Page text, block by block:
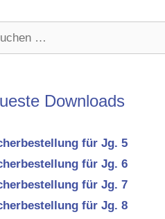
Downloads
für Jg. 5
für Jg. 6
für Jg. 7
für Jg. 8